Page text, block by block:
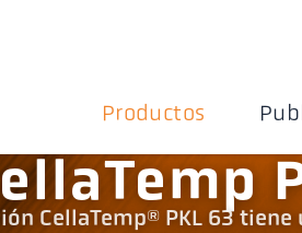
Productos
CellaTemp® PKL 63 tiene